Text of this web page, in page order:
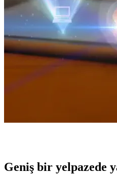
Geniş bir yelpazede